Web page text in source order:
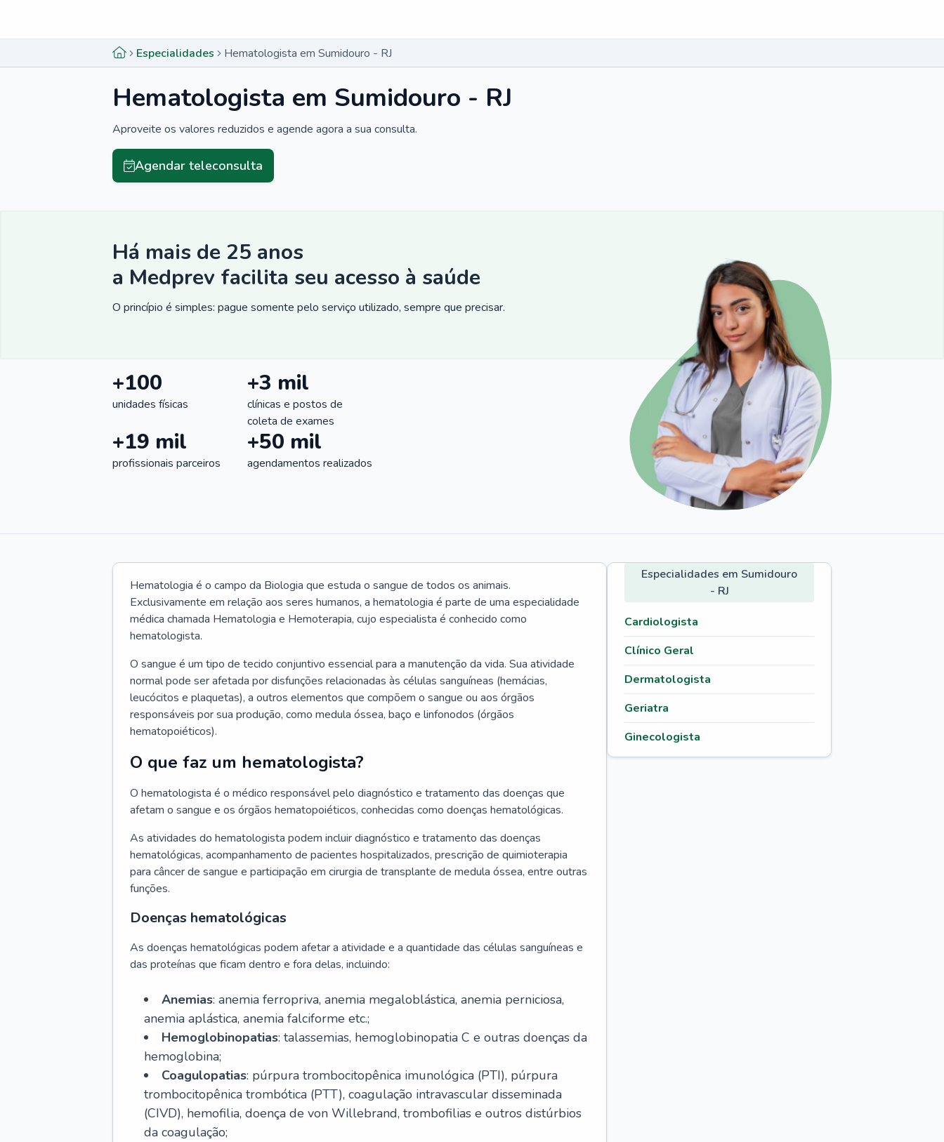
Especialidades Hematologista em Sumidouro - RJ
Hematologista em Sumidouro - RJ
Aproveite os valores reduzidos e agende agora a sua consulta.
Agendar teleconsulta
Há mais de 25 anos
a Medprev facilita seu acesso à saúde
O princípio é simples: pague somente pelo serviço utilizado, sempre que precisar.
+100
unidades físicas
+3 mil
clínicas e postos de
coleta de exames
+19 mil
profissionais parceiros
+50 mil
agendamentos realizados
Hematologia é o campo da Biologia que estuda o sangue de todos os animais.
Exclusivamente em relação aos seres humanos, a hematologia é parte de uma especialidade
médica chamada Hematologia e Hemoterapia, cujo especialista é conhecido como
hematologista.
O sangue é um tipo de tecido conjuntivo essencial para a manutenção da vida. Sua atividade
normal pode ser afetada por disfunções relacionadas às células sanguíneas (hemácias,
leucócitos e plaquetas), a outros elementos que compõem o sangue ou aos órgãos
responsáveis por sua produção, como medula óssea, baço e linfonodos (órgãos
hematopoiéticos).
O que faz um hematologista?
O hematologista é o médico responsável pelo diagnóstico e tratamento das doenças que
afetam o sangue e os órgãos hematopoiéticos, conhecidas como doenças hematológicas.
As atividades do hematologista podem incluir diagnóstico e tratamento das doenças
hematológicas, acompanhamento de pacientes hospitalizados, prescrição de quimioterapia
para câncer de sangue e participação em cirurgia de transplante de medula óssea, entre outras
funções.
Doenças hematológicas
As doenças hematológicas podem afetar a atividade e a quantidade das células sanguíneas e
das proteínas que ficam dentro e fora delas, incluindo:
Anemias: anemia ferropriva, anemia megaloblástica, anemia perniciosa,
anemia aplástica, anemia falciforme etc.;
Hemoglobinopatias: talassemias, hemoglobinopatia C e outras doenças da
hemoglobina;
Coagulopatias: púrpura trombocitopênica imunológica (PTI), púrpura
trombocitopênica trombótica (PTT), coagulação intravascular disseminada
(CIVD), hemofilia, doença de von Willebrand, trombofilias e outros distúrbios
da coagulação;
Especialidades em Sumidouro
- RJ
Cardiologista
Clínico Geral
Dermatologista
Geriatra
Ginecologista